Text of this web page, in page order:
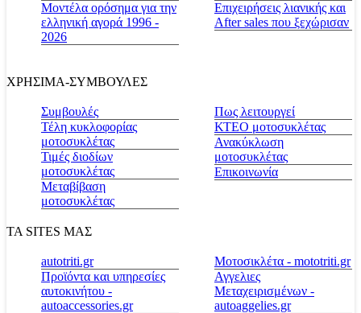
Μοντέλα ορόσημα για την
ελληνική αγορά 1996 -
2026
Επιχειρήσεις λιανικής και
After sales που ξεχώρισαν
ΧΡΗΣΙΜΑ-ΣΥΜΒΟΥΛΕΣ
Συμβουλές
Τέλη κυκλοφορίας
μοτοσυκλέτας
Τιμές διοδίων
μοτοσυκλέτας
Μεταβίβαση
μοτοσυκλέτας
Πως λειτουργεί
ΚΤΕΟ μοτοσυκλέτας
Ανακύκλωση
μοτοσυκλέτας
Επικοινωνία
ΤΑ SITES ΜΑΣ
autotriti.gr
Προϊόντα και υπηρεσίες
αυτοκινήτου -
autoaccessories.gr
Μοτοσικλέτα - mototriti.gr
Αγγελιες
Μεταχειρισμένων -
autoaggelies.gr